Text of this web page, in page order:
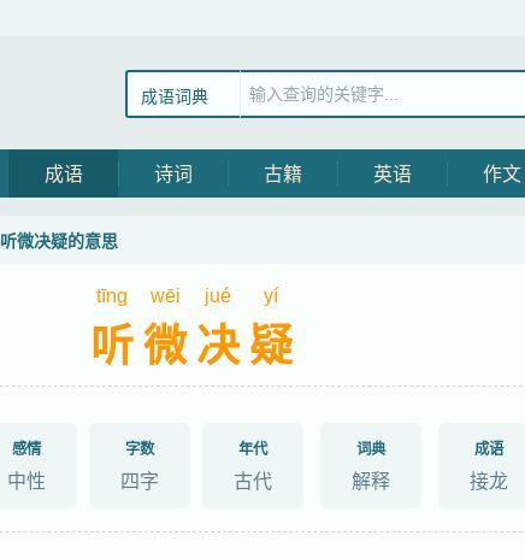
成语词典
成语 诗词 古籍 英语 作文
听微决疑的意思
tīng wēi jué yí
听微决疑
感情
中性
字数
四字
年代
古代
词典
解释
成语
接龙